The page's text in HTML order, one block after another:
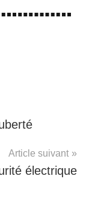
Article suivant
électrique